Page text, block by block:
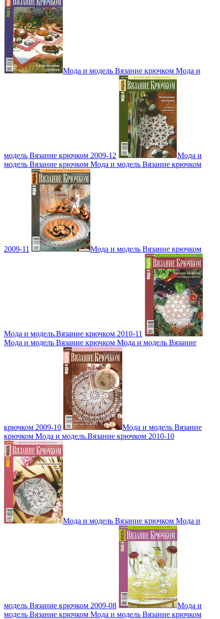
Мода и модель Вязание крючком Мода и
модель Вязание крючком 2009-12
Мода и
модель Вязание крючком Мода и модель Вязание крючком
2009-11 Мода и модель Вязание крючком
Мода и модель.Вязание крючком 2010-11
Мода и модель Вязание крючком Мода и модель Вязание
крючком 2009-10
Мода и модель Вязание
крючком Мода и модель.Вязание крючком 2010-10
Мода и модель Вязание крючком Мода и
модель Вязание крючком 2009-08
Мода и
модель Вязание крючком Мода и модель Вязание крючком